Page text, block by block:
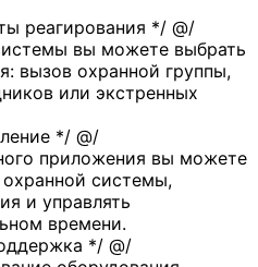
реагирования */ @/
вы можете выбрать
вызов охранной группы,
или экстренных
*/ @/
приложения вы можете
охранной системы,
и управлять
времени.
*/ @/